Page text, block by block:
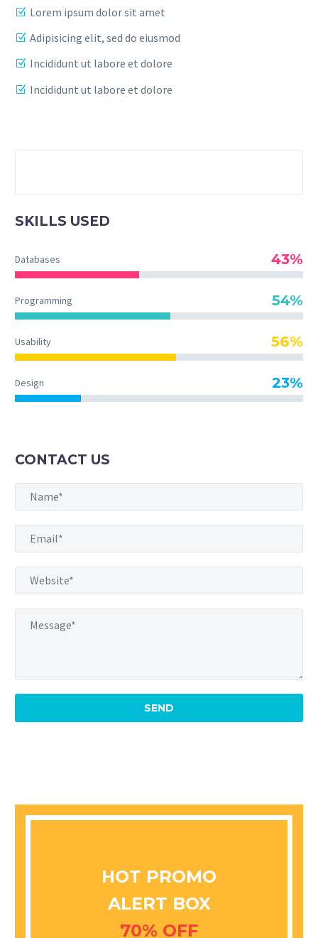
Lorem ipsum dolor sit amet
Adipisicing elit, sed do eiusmod
Incididunt ut labore et dolore
Incididunt ut labore et dolore
SKILLS USED
Databases 43%
Programming 54%
Usability 56%
Design 23%
CONTACT US
HOT PROMO
ALERT BOX
70% OFF